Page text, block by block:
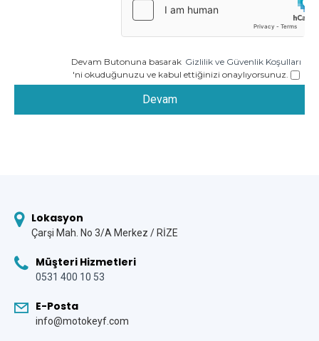
Devam Butonuna basarak Gizlilik ve Güvenlik Koşulları
'ni okuduğunuzu ve kabul ettiğinizi onaylıyorsunuz.
Devam
Lokasyon
Çarşi Mah. No 3/A Merkez / RİZE
Müşteri Hizmetleri
0531 400 10 53
E-Posta
info@motokeyf.com